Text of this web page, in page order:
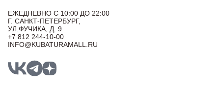
ЕЖЕДНЕВНО С 10:00 ДО 22:00
Г. САНКТ-ПЕТЕРБУРГ,
УЛ.ФУЧИКА, Д. 9
+7 812 244-10-00
INFO@KUBATURAMALL.RU